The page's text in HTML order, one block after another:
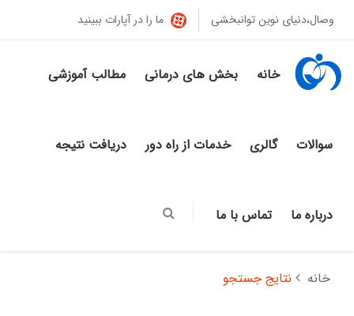
وصال،دنیای نوین توانبخشی ما را در آپارات ببینید
خانه بخش های درمانی مطالب آموزشی
سوالات گالری خدمات از راه دور دریافت نتیجه
درباره ما تماس با ما
خانه نتایج جستجو